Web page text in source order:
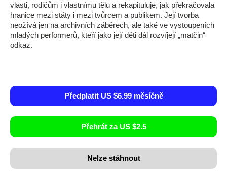
vlasti, rodičům i vlastnímu tělu a rekapituluje, jak překračovala
hranice mezi státy i mezi tvůrcem a publikem. Její tvorba
neožívá jen na archivních záběrech, ale také ve vystoupeních
mladých performerů, kteří jako její děti dál rozvíjejí „matčin“
odkaz.
Předplatit US $6.99 měsíčně
Přehrát za US $2.5
Nelze stáhnout